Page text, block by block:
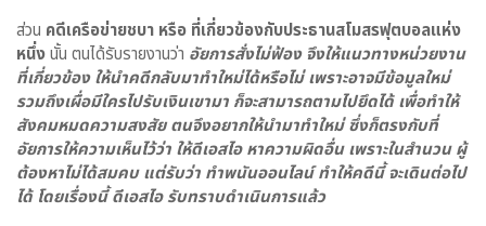
ส่วน คดีเครือข่ายชบา หรือ ที่เกี่ยวข้องกับประธานสโมสรฟุตบอลแห่ง
หนึ่งนั้น ตนได้รับรายงานว่า อัยการสั่งไม่ฟ้อง จึงให้แนวทางหน่วยงาน
ที่เกี่ยวข้อง ให้นำคดีกลับมาทำใหม่ได้หรือไม่ เพราะอาจมีข้อมูลใหม่
รวมถึงเผื่อมีใครไปรับเงินเขามา ก็จะสามารถตามไปยึดได้ เพื่อทำให้
สังคมหมดความสงสัย ตนจึงอยากให้นำมาทำใหม่ ซึ่งก็ตรงกับที่
อัยการให้ความเห็นไว้ว่า ให้ดีเอสไอ หาความผิดอื่น เพราะในสำนวน ผู้
ต้องหาไม่ได้สมคบ แต่รับว่า ทำพนันออนไลน์ ทำให้คดีนี้ จะเดินต่อไป
ได้ โดยเรื่องนี้ ดีเอสไอ รับทราบดำเนินการแล้ว